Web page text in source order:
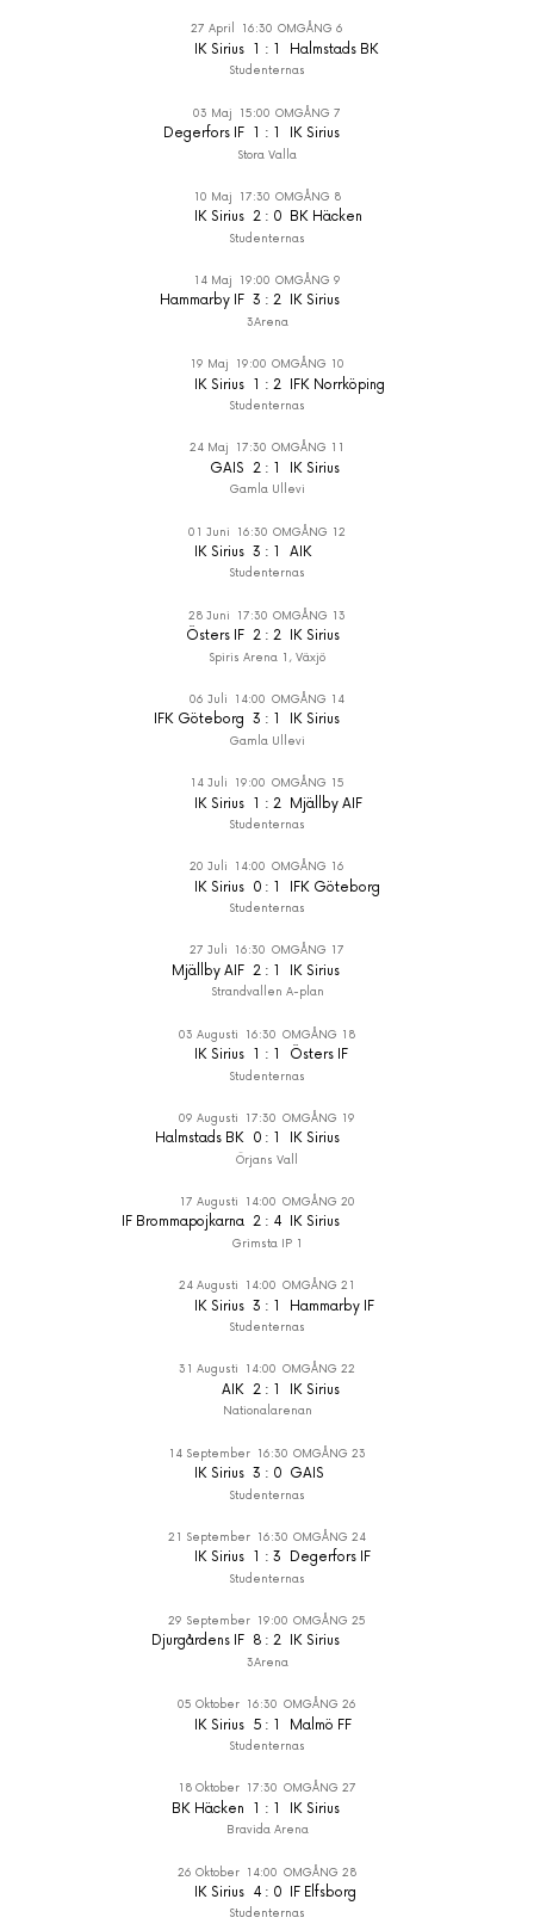
27 April 16:30 OMGÅNG 6
IK Sirius 1 : 1 Halmstads BK
Studenternas
03 Maj 15:00 OMGÅNG 7
Degerfors IF 1 : 1 IK Sirius
Stora Valla
10 Maj 17:30 OMGÅNG 8
IK Sirius 2 : 0 BK Häcken
Studenternas
14 Maj 19:00 OMGÅNG 9
Hammarby IF 3 : 2 IK Sirius
3Arena
19 Maj 19:00 OMGÅNG 10
IK Sirius 1 : 2 IFK Norrköping
Studenternas
24 Maj 17:30 OMGÅNG 11
GAIS 2 : 1 IK Sirius
Gamla Ullevi
01 Juni 16:30 OMGÅNG 12
IK Sirius 3 : 1 AIK
Studenternas
28 Juni 17:30 OMGÅNG 13
Östers IF 2 : 2 IK Sirius
Spiris Arena 1, Växjö
06 Juli 14:00 OMGÅNG 14
IFK Göteborg 3 : 1 IK Sirius
Gamla Ullevi
14 Juli 19:00 OMGÅNG 15
IK Sirius 1 : 2 Mjällby AIF
Studenternas
20 Juli 14:00 OMGÅNG 16
IK Sirius 0 : 1 IFK Göteborg
Studenternas
27 Juli 16:30 OMGÅNG 17
Mjällby AIF 2 : 1 IK Sirius
Strandvallen A-plan
03 Augusti 16:30 OMGÅNG 18
IK Sirius 1 : 1 Östers IF
Studenternas
09 Augusti 17:30 OMGÅNG 19
Halmstads BK 0 : 1 IK Sirius
Örjans Vall
17 Augusti 14:00 OMGÅNG 20
IF Brommapojkarna 2 : 4 IK Sirius
Grimsta IP 1
24 Augusti 14:00 OMGÅNG 21
IK Sirius 3 : 1 Hammarby IF
Studenternas
31 Augusti 14:00 OMGÅNG 22
AIK 2 : 1 IK Sirius
Nationalarenan
14 September 16:30 OMGÅNG 23
IK Sirius 3 : 0 GAIS
Studenternas
21 September 16:30 OMGÅNG 24
IK Sirius 1 : 3 Degerfors IF
Studenternas
29 September 19:00 OMGÅNG 25
Djurgårdens IF 8 : 2 IK Sirius
3Arena
05 Oktober 16:30 OMGÅNG 26
IK Sirius 5 : 1 Malmö FF
Studenternas
18 Oktober 17:30 OMGÅNG 27
BK Häcken 1 : 1 IK Sirius
Bravida Arena
26 Oktober 14:00 OMGÅNG 28
IK Sirius 4 : 0 IF Elfsborg
Studenternas